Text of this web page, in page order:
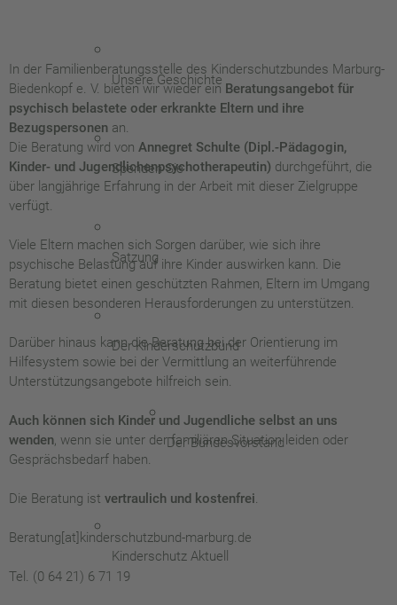
Unsere Geschichte
Spenden Sie
Satzung
Der Kinderschutzbund
Der Bundesvorstand
Kinderschutz Aktuell
In der Familienberatungsstelle des Kinderschutzbundes Marburg-
Biedenkopf e. V. bieten wir wieder ein Beratungsangebot für
psychisch belastete oder erkrankte Eltern und ihre
Bezugspersonen an.
Die Beratung wird von Annegret Schulte (Dipl.-Pädagogin,
Kinder- und Jugendlichenpsychotherapeutin) durchgeführt, die
über langjährige Erfahrung in der Arbeit mit dieser Zielgruppe
verfügt.
Viele Eltern machen sich Sorgen darüber, wie sich ihre
psychische Belastung auf ihre Kinder auswirken kann. Die
Beratung bietet einen geschützten Rahmen, Eltern im Umgang
mit diesen besonderen Herausforderungen zu unterstützen.
Darüber hinaus kann die Beratung bei der Orientierung im
Hilfesystem sowie bei der Vermittlung an weiterführende
Unterstützungsangebote hilfreich sein.
Auch können sich Kinder und Jugendliche selbst an uns
wenden, wenn sie unter der familiären Situation leiden oder
Gesprächsbedarf haben.
Die Beratung ist vertraulich und kostenfrei.
Beratung[at]kinderschutzbund-marburg.de
Tel. (0 64 21) 6 71 19